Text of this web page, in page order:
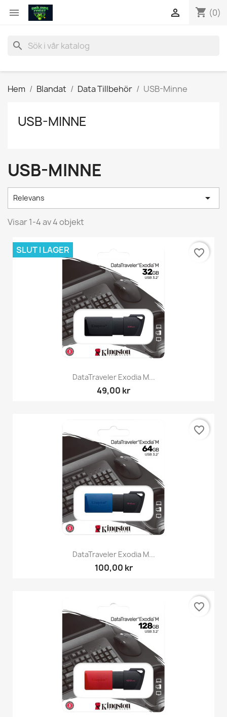
 shopping_cart (0)

search
Hem Blandat Data Tillbehör USB-Minne
USB-MINNE
USB-MINNE
Relevans 
Visar 1-4 av 4 objekt
DataTraveler Exodia M...
49,00 kr
SLUT I LAGER favorite_border
DataTraveler Exodia M...
100,00 kr
favorite_border
favorite_border